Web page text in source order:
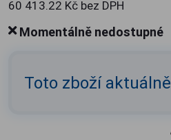
60 413.22 Kč bez DPH
Momentálně nedostupné
Toto zboží aktuálně